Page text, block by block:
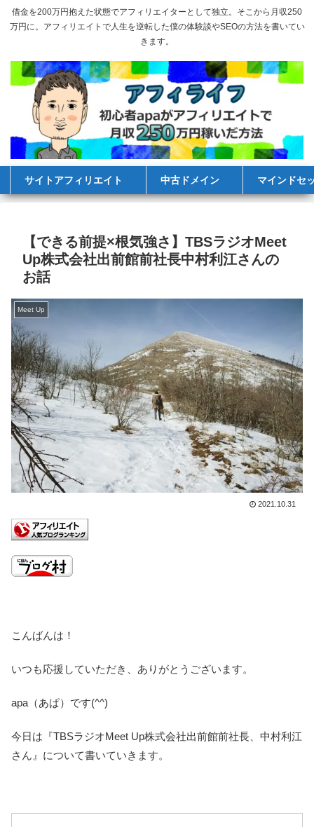
借金を200万円抱えた状態でアフィリエイターとして独立。そこから月収250
万円に。アフィリエイトで人生を逆転した僕の体験談やSEOの方法を書いてい
きます。
サイトアフィリエイト 中古ドメイン マインドセ
【できる前提×根気強さ】TBSラジオMeet
Up株式会社出前館前社長中村利江さんの
お話
Meet Up
2021.10.31
こんばんは！
いつも応援していただき、ありがとうございます。
apa（あぱ）です(^^)
今日は『TBSラジオMeet Up株式会社出前館前社長、中村利江
さん』について書いていきます。